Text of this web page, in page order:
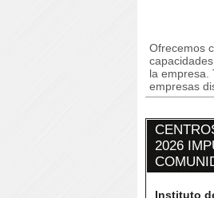
Ofrecemos
la empresa.
empresas
2026
Instituto